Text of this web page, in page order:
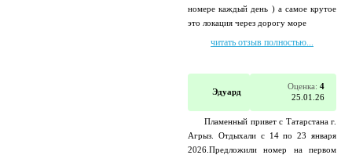
номере каждый день ) а самое крутое
это локация через дорогу море
читать отзыв полностью...
Эдуард
Оценка: 4
25.01.26
Пламенный привет с Татарстана г.
Агрыз. Отдыхали с 14 по 23 января
2026.Предложили номер на первом